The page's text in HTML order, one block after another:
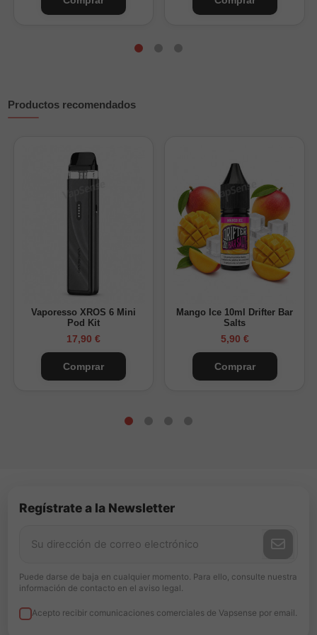
Formato:vaper desechable listo para usar
larga duración, con más opciones de uso y un sabor dulce y
Productos recomendados
Vaporesso XROS 6 Mini
Pod Kit
17,90 €
Comprar
Mango Ice 10ml Drifter Bar
Salts
5,90 €
Comprar
Regístrate a la Newsletter
Puede darse de baja en cualquier momento. Para ello, consulte nuestra
información de contacto en el aviso legal.
Acepto recibir comunicaciones comerciales de Vapsense por email.